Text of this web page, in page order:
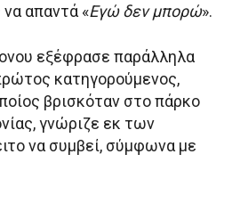
απαντά «Εγώ δεν μπορώ».
εξέφρασε παράλληλα
κατηγορούμενος,
βρισκόταν στο πάρκο
γνώριζε εκ των
να συμβεί, σύμφωνα με